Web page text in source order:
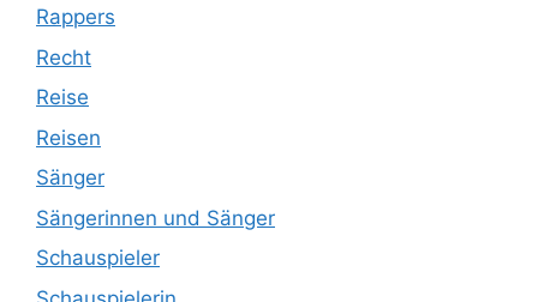
Rappers
Recht
Reise
Reisen
Sänger
Sängerinnen und Sänger
Schauspieler